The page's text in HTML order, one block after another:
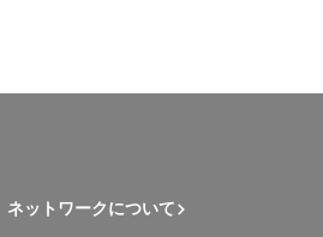
ネットワークについて